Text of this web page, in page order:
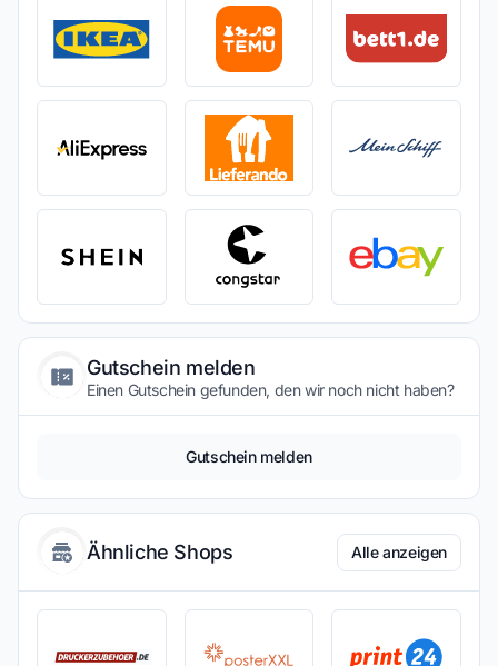
Gutschein melden
Einen Gutschein gefunden, den wir noch nicht haben?
Gutschein melden
Ähnliche Shops Alle anzeigen